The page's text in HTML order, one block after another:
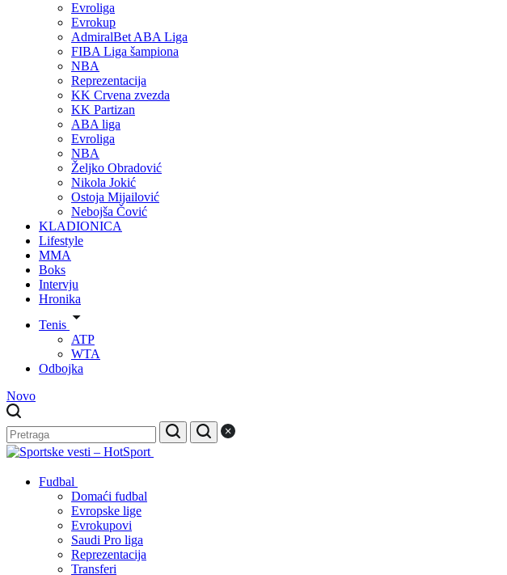
Evroliga
Evrokup
AdmiralBet ABA Liga
FIBA Liga šampiona
NBA
Reprezentacija
KK Crvena zvezda
KK Partizan
ABA liga
Evroliga
NBA
Željko Obradović
Nikola Jokić
Ostoja Mijailović
Nebojša Čović
KLADIONICA
Lifestyle
MMA
Boks
Intervju
Hronika
Tenis
ATP
WTA
Odbojka
Novo
Fudbal
Domaći fudbal
Evropske lige
Evrokupovi
Saudi Pro liga
Reprezentacija
Transferi